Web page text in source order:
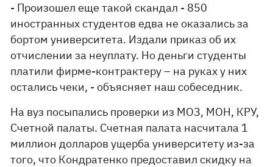
- Произошел еще такой скандал - 850
иностранных студентов едва не оказались за
бортом университета. Издали приказ об их
отчислении за неуплату. Но деньги студенты
платили фирме-контрактеру – на руках у них
остались чеки, - объясняет наш собеседник.
На вуз посыпались проверки из МОЗ, МОН, КРУ,
Счетной палаты. Счетная палата насчитала 1
миллион долларов ущерба университету из-за
того, что Кондратенко предоставил скидку на